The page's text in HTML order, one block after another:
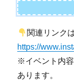
関連リンク
https://
※イベント内
あります。